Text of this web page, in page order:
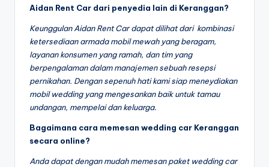
Aidan Rent Car dari penyedia lain di Keranggan?
Keunggulan Aidan Rent Car dapat dilihat dari kombinasi
ketersediaan armada mobil mewah yang beragam,
layanan konsumen yang ramah, dan tim yang
berpengalaman dalam manajemen sebuah resepsi
pernikahan. Dengan sepenuh hati kami siap meneydiakan
mobil wedding yang mengesankan baik untuk tamau
undangan, mempelai dan keluarga.
Bagaimana cara memesan wedding car Keranggan
secara online?
Anda dapat dengan mudah memesan paket wedding car